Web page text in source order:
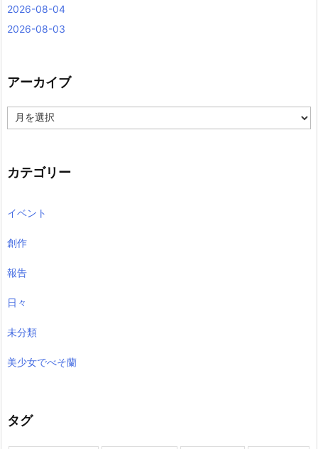
2026-08-04
2026-08-03
アーカイブ
ー
ブ
カテゴリー
イベント
創作
報告
日々
未分類
美少女でべそ蘭
タグ